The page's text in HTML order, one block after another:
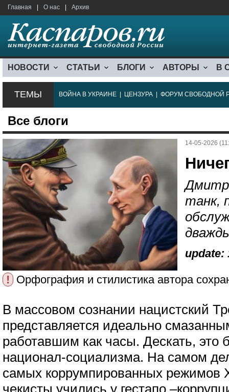
Главная О нас Архив
НОВОСТИ СТАТЬИ БЛОГИ АВТОРЫ В
ТЕМЫ ВОЙНА В УКРАИНЕ ЦЕНЗУРА ФОРУМ СВОБОДНОЙ
Все блоги
14-05-2026
танк,
update:
! Орфография и стилистика автора
В массовом сознании нацистский
представляется идеально
работавшим как часы. Дескать,
национал-социализма. На самом
самых коррумпированных режимов
чекисты учились у гестапо